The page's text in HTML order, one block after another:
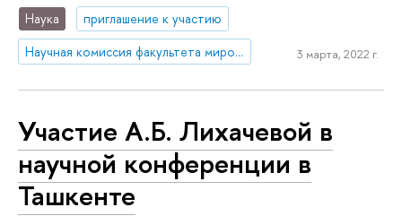
Наука
приглашение к участию
Научная комиссия факультета мировой экономики и мировой политики
3 марта, 2022 г.
Участие А.Б. Лихачевой в
научной конференции в
Ташкенте